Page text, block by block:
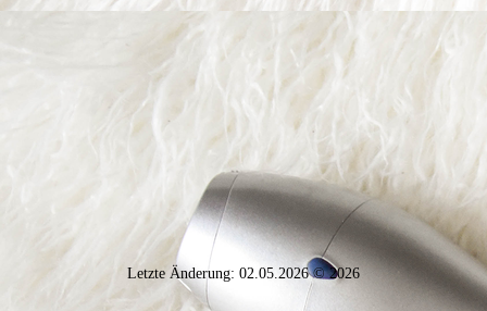
Letzte Änderung: 02.05.2026 © 2026